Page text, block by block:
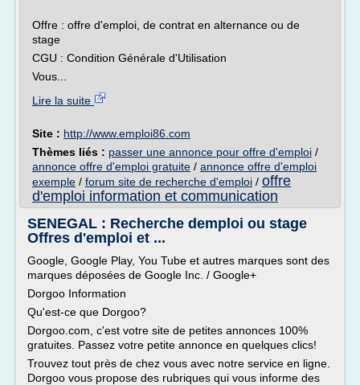
Offre : offre d'emploi, de contrat en alternance ou de
stage
CGU : Condition Générale d'Utilisation
Vous...
Lire la suite
Site : http://www.emploi86.com
Thèmes liés : passer une annonce pour offre d'emploi /
annonce offre d'emploi gratuite / annonce offre d'emploi
exemple / forum site de recherche d'emploi / offre
d'emploi information et communication
SENEGAL : Recherche demploi ou stage
Offres d'emploi et ...
Google, Google Play, You Tube et autres marques sont des
marques déposées de Google Inc. / Google+
Dorgoo Information
Qu'est-ce que Dorgoo?
Dorgoo.com, c'est votre site de petites annonces 100%
gratuites. Passez votre petite annonce en quelques clics!
Trouvez tout près de chez vous avec notre service en ligne.
Dorgoo vous propose des rubriques qui vous informe des